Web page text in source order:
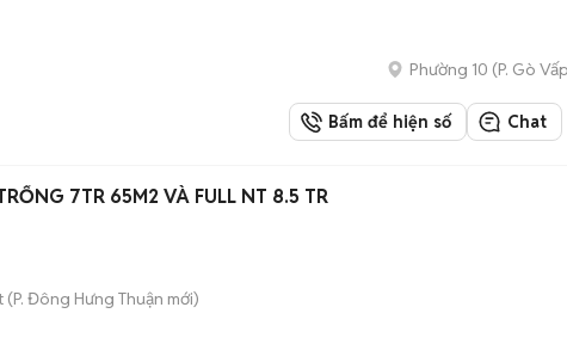
Phường 10 (P. Gò
Bấm để hiện số Chat
7TR 65M2 VÀ FULL NT 8.5 TR
(P. Đông Hưng Thuận mới)